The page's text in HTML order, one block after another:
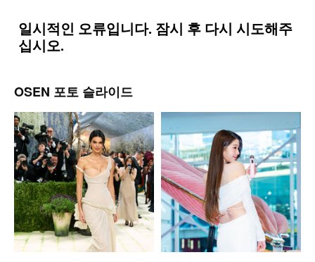
OSEN 포토 슬라이드